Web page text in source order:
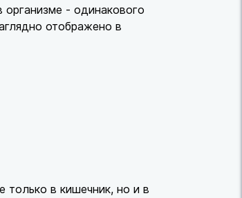
- одинакового
отображено в
только в кишечник, но и в